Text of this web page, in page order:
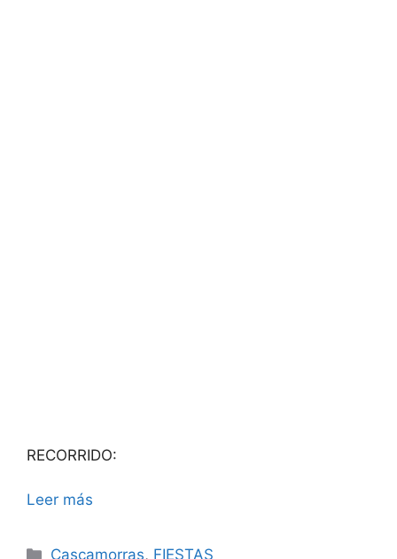
RECORRIDO:
Leer más
Categorías
Cascamorras, FIESTAS